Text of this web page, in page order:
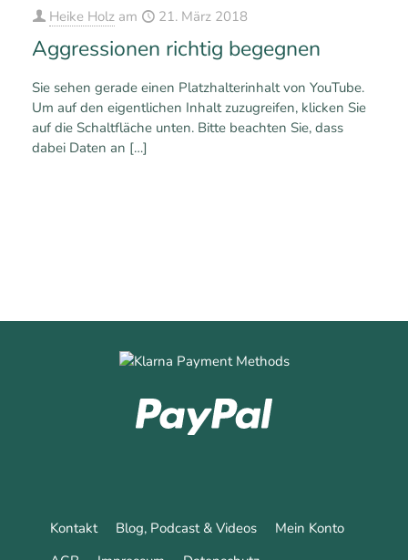
Heike Holz am 21. März 2018
Aggressionen richtig begegnen
Sie sehen gerade einen Platzhalterinhalt von YouTube.
Um auf den eigentlichen Inhalt zuzugreifen, klicken Sie
auf die Schaltfläche unten. Bitte beachten Sie, dass
dabei Daten an […]
Kontakt Blog, Podcast & Videos
Mein Konto